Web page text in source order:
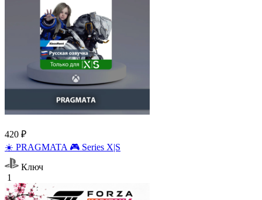
420 ₽
☀️ PRAGMATA 🎮 Series X|S
Ключ
1